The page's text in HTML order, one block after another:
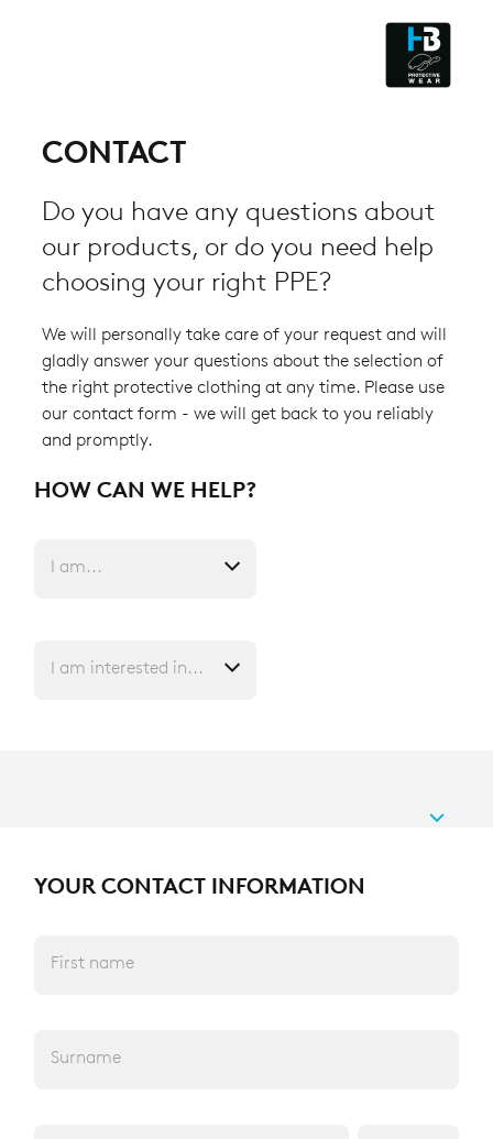
CONTACT
Do you have any questions about
our products, or do you need help
choosing your right PPE?
We will personally take care of your request and will
gladly answer your questions about the selection of
the right protective clothing at any time. Please use
our contact form - we will get back to you reliably
and promptly.
HOW CAN WE HELP?
I am...
I am interested in...
YOUR CONTACT INFORMATION
First name
Surname